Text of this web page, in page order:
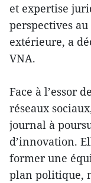
et expertise
perspectives
extérieure, a
VNA.
Face à l’essor
réseaux
journal à
d’innovation.
former une
plan politique,